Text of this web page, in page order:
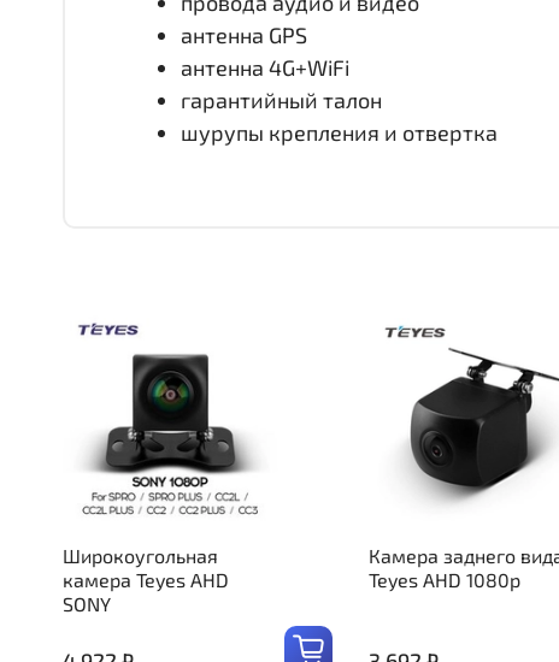
антенна GPS
антенна 4G+WiFi
гарантийный талон
шурупы крепления и отвертка
Широкоугольная
камера Teyes AHD
SONY
Камера заднего
Teyes AHD 1080p